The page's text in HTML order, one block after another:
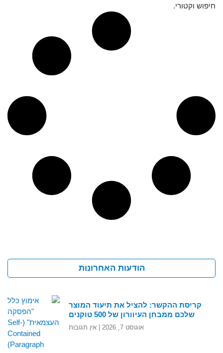
חיפוש וקטורי.
הודעות האחרונות
קריסת ההקשר: להציל את תיעוד המוצר
שלכם ממבחן העיוורון של 500 טוקנים
אוגוסט 7, 2026 אין תגובות